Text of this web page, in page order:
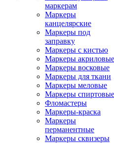
маркерам
Маркеры
канцелярские
Маркеры под
заправку
Маркеры с кистью
Маркеры акриловые
Маркеры восковые
Маркеры для ткани
Маркеры меловые
Маркеры спиртовые
Фломастеры
Маркеры-краска
Маркеры
перманентные
Маркеры сквизеры